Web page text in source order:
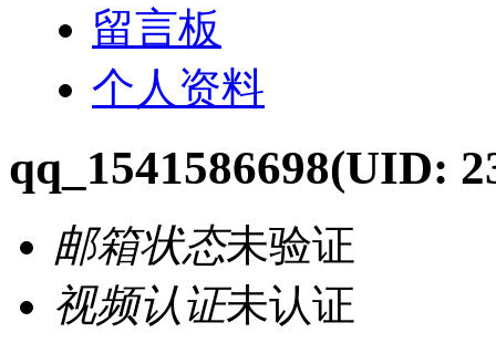
留言板
个人资料
qq_1541586698(UID:
邮箱状态未验证
视频认证未认证